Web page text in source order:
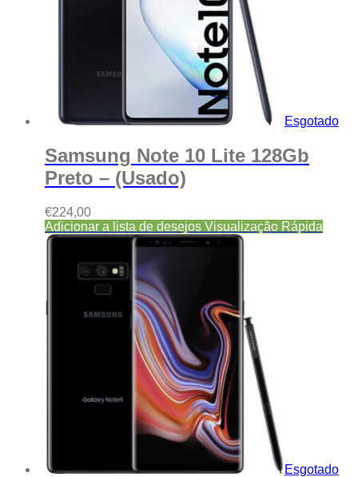
Esgotado
Samsung Note 10 Lite 128Gb
Preto – (Usado)
€224,00
Adicionar a lista de desejos Visualização Rápida
Esgotado